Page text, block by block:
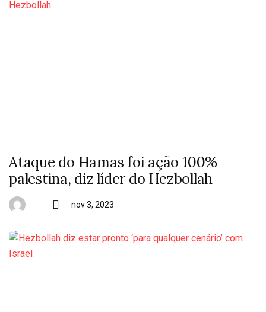
Ataque do Hamas foi ação 100%
palestina, diz líder do Hezbollah
nov 3, 2023